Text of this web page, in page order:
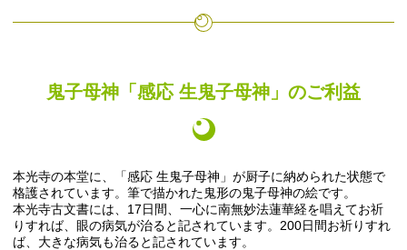
鬼子母神「感応 生鬼子母神」のご利益
本光寺の本堂に、「感応 生鬼子母神」が厨子に納められた状態で
格護されています。筆で描かれた鬼形の鬼子母神の絵です。
本光寺古文書には、17日間、一心に南無妙法蓮華経を唱えてお祈
りすれば、眼の病気が治ると記されています。200日間お祈りすれ
ば、大きな病気も治ると記されています。